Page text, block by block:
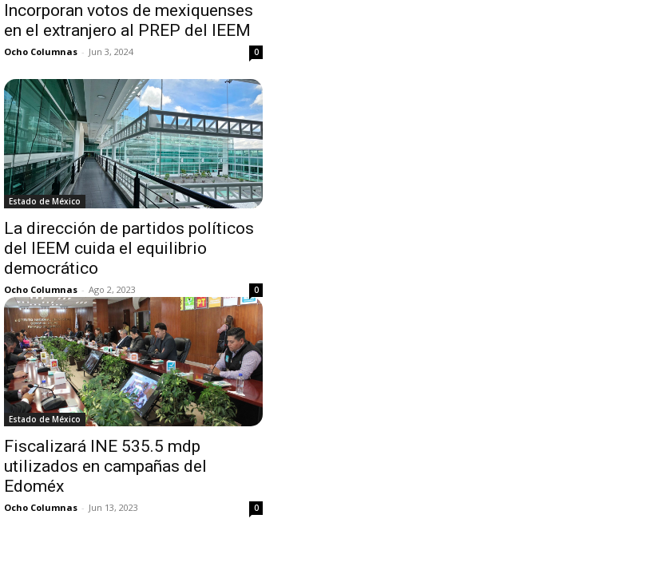
Incorporan votos de mexiquenses
en el extranjero al PREP del IEEM
Ocho Columnas - Jun 3, 2024 0
Estado de México
La dirección de partidos políticos
del IEEM cuida el equilibrio
democrático
Ocho Columnas - Ago 2, 2023 0
Estado de México
Fiscalizará INE 535.5 mdp
utilizados en campañas del
Edoméx
Ocho Columnas - Jun 13, 2023 0